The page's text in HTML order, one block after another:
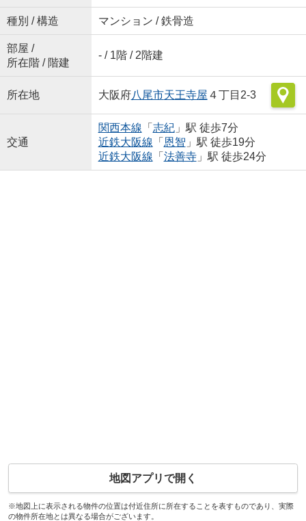
種別 / 構造 マンション / 鉄骨造
部屋 /
所在階 / 階建
- / 1階 / 2階建
所在地 大阪府八尾市天王寺屋 ４丁目2-3
交通
関西本線 「 志紀」駅 徒歩7分
近鉄大阪線 「 恩智 」駅 徒歩19分
近鉄大阪線 「 法善寺」駅 徒歩24分
地図アプリで開く
※地図上に表示される物件の位置は付近住所に所在することを表すものであり、実際
の物件所在地とは異なる場合がございます。